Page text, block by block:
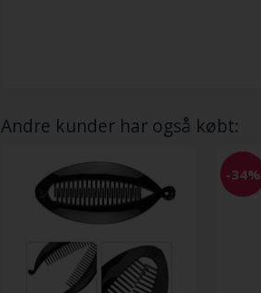
Andre kunder har også købt:
-34%